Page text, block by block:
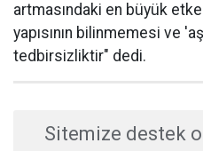
artmasındaki en büyük
yapısının bilinmemesi ve
tedbirsizliktir" dedi.
Sitemize destek